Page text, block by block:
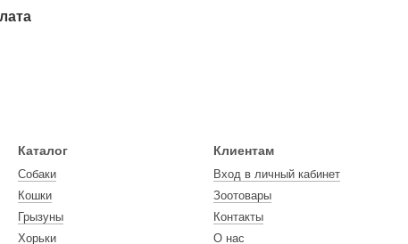
Каталог
Собаки
Кошки
Грызуны
Хорьки
Клиентам
Вход в личный кабинет
Зоотовары
Контакты
О нас